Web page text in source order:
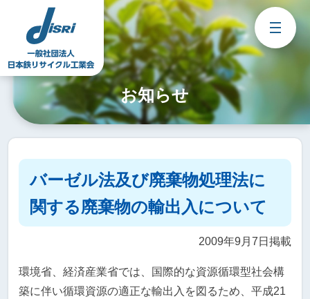
content
お知らせ
バーゼル法及び廃棄物処理法に
関する廃棄物の輸出入について
2009年9月7日掲載
環境省、経済産業省では、国際的な資源循環型社会構
築に伴い循環資源の適正な輸出入を図るため、平成21